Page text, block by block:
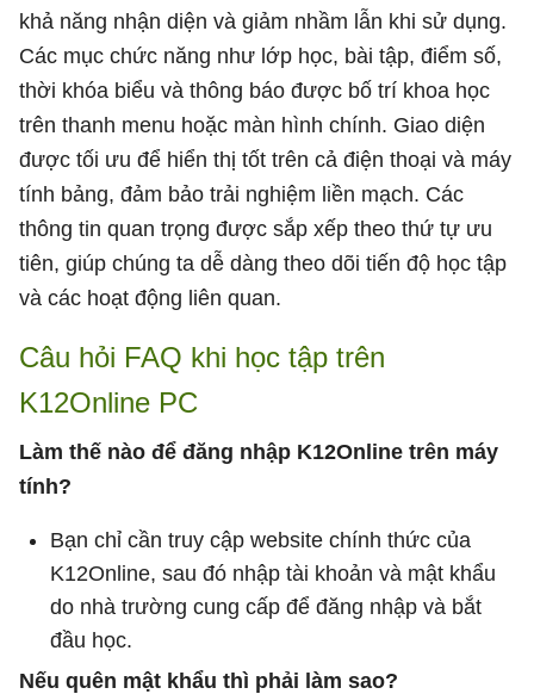
khả năng nhận diện và giảm nhầm lẫn khi sử dụng.
Các mục chức năng như lớp học, bài tập, điểm số,
thời khóa biểu và thông báo được bố trí khoa học
trên thanh menu hoặc màn hình chính. Giao diện
được tối ưu để hiển thị tốt trên cả điện thoại và máy
tính bảng, đảm bảo trải nghiệm liền mạch. Các
thông tin quan trọng được sắp xếp theo thứ tự ưu
tiên, giúp chúng ta dễ dàng theo dõi tiến độ học tập
và các hoạt động liên quan.
Câu hỏi FAQ khi học tập trên
K12Online PC
Làm thế nào để đăng nhập K12Online trên máy
tính?
Bạn chỉ cần truy cập website chính thức của
K12Online, sau đó nhập tài khoản và mật khẩu
do nhà trường cung cấp để đăng nhập và bắt
đầu học.
Nếu quên mật khẩu thì phải làm sao?